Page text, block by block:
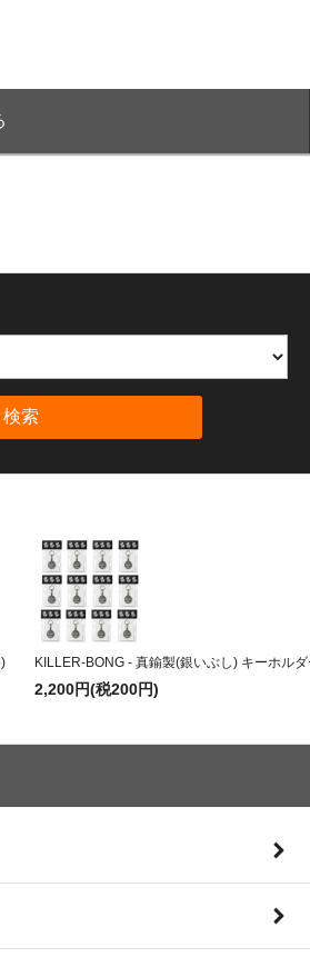
検索
KILLER-BONG - 真鍮製(銀いぶし) キーホル
2,200円(税200円)